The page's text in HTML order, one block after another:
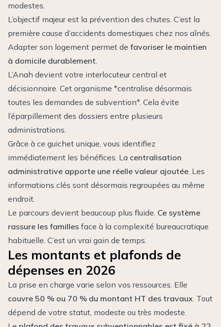
modestes.
L’objectif majeur est la prévention des chutes. C’est la
première cause d’accidents domestiques chez nos aînés.
Adapter son logement permet de favoriser le maintien
à domicile durablement.
L’Anah devient votre interlocuteur central et
décisionnaire. Cet organisme *centralise désormais
toutes les demandes de subvention*. Cela évite
l’éparpillement des dossiers entre plusieurs
administrations.
Grâce à ce guichet unique, vous identifiez
immédiatement les bénéfices. La centralisation
administrative apporte une réelle valeur ajoutée. Les
informations clés sont désormais regroupées au même
endroit.
Le parcours devient beaucoup plus fluide. Ce système
rassure les familles face à la complexité bureaucratique
habituelle. C’est un vrai gain de temps.
Les montants et plafonds de
dépenses en 2026
La prise en charge varie selon vos ressources. Elle
couvre 50 % ou 70 % du montant HT des travaux. Tout
dépend de votre statut, modeste ou très modeste.